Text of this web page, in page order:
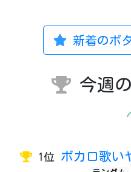
新着のボ
今週
1位 ボカロ歌い